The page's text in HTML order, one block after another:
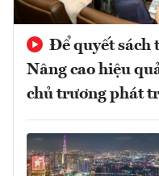
Để quyết sách
Nâng cao hiệu
chủ trương phát